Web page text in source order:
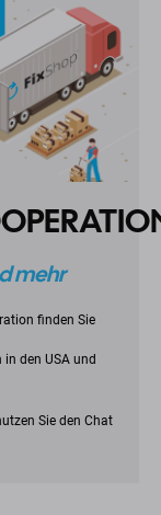
mehr
finden Sie
den USA und
Sie den Chat